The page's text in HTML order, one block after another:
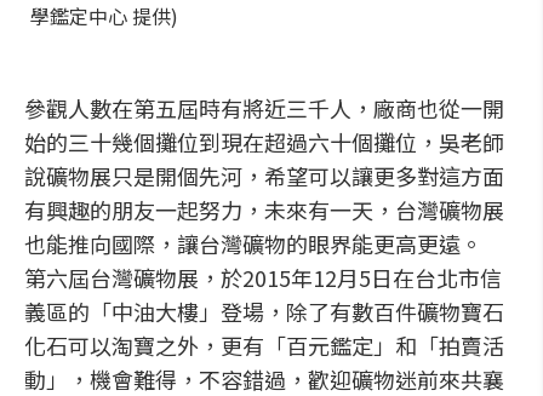
學鑑定中心 提供)
參觀人數在第五屆時有將近三千人，廠商也從一開
始的三十幾個攤位到現在超過六十個攤位，吳老師
說礦物展只是開個先河，希望可以讓更多對這方面
有興趣的朋友一起努力，未來有一天，台灣礦物展
也能推向國際，讓台灣礦物的眼界能更高更遠。
第六屆台灣礦物展，於2015年12月5日在台北市信
義區的「中油大樓」登場，除了有數百件礦物寶石
化石可以淘寶之外，更有「百元鑑定」和「拍賣活
動」，機會難得，不容錯過，歡迎礦物迷前來共襄